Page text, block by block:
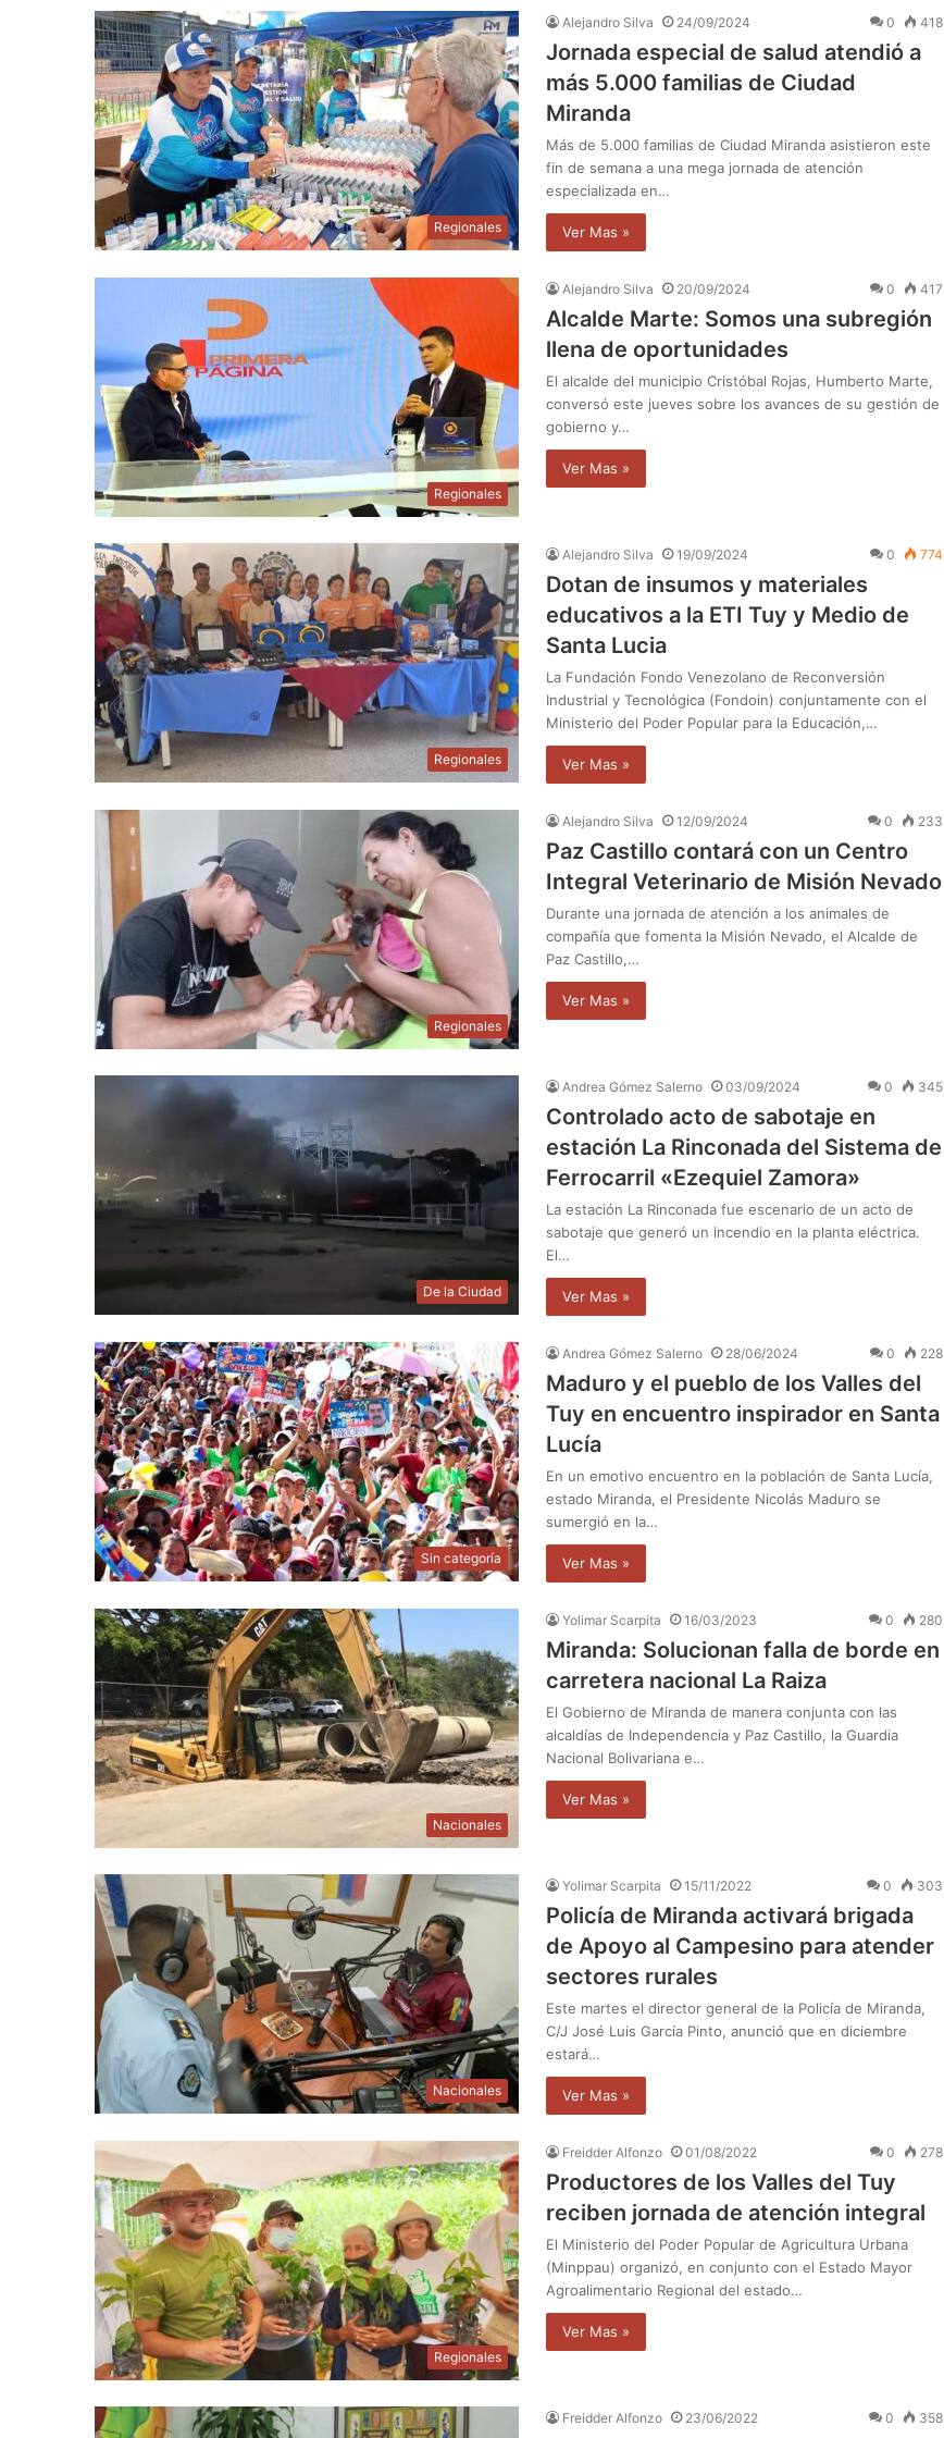
Regionales
Alejandro Silva 24/09/2024 0 418
Jornada especial de salud atendió a
más 5.000 familias de Ciudad
Miranda
Más de 5.000 familias de Ciudad Miranda asistieron este
fin de semana a una mega jornada de atención
especializada en…
Ver Mas »
Regionales
Alejandro Silva 20/09/2024 0 417
Alcalde Marte: Somos una subregión
llena de oportunidades
El alcalde del municipio Cristóbal Rojas, Humberto Marte,
conversó este jueves sobre los avances de su gestión de
gobierno y…
Ver Mas »
Regionales
Alejandro Silva 19/09/2024 0 774
Dotan de insumos y materiales
educativos a la ETI Tuy y Medio de
Santa Lucia
La Fundación Fondo Venezolano de Reconversión
Industrial y Tecnológica (Fondoin) conjuntamente con el
Ministerio del Poder Popular para la Educación,…
Ver Mas »
Regionales
Alejandro Silva 12/09/2024 0 233
Paz Castillo contará con un Centro
Integral Veterinario de Misión Nevado
Durante una jornada de atención a los animales de
compañía que fomenta la Misión Nevado, el Alcalde de
Paz Castillo,…
Ver Mas »
De la Ciudad
Andrea Gómez Salerno 03/09/2024 0 345
Controlado acto de sabotaje en
estación La Rinconada del Sistema de
Ferrocarril «Ezequiel Zamora»
La estación La Rinconada fue escenario de un acto de
sabotaje que generó un incendio en la planta eléctrica.
El…
Ver Mas »
Sin categoría
Andrea Gómez Salerno 28/06/2024 0 228
Maduro y el pueblo de los Valles del
Tuy en encuentro inspirador en Santa
Lucía
En un emotivo encuentro en la población de Santa Lucía,
estado Miranda, el Presidente Nicolás Maduro se
sumergió en la…
Ver Mas »
Nacionales
Yolimar Scarpita 16/03/2023 0 280
Miranda: Solucionan falla de borde en
carretera nacional La Raiza
El Gobierno de Miranda de manera conjunta con las
alcaldías de Independencia y Paz Castillo, la Guardia
Nacional Bolivariana e…
Ver Mas »
Nacionales
Yolimar Scarpita 15/11/2022 0 303
Policía de Miranda activará brigada
de Apoyo al Campesino para atender
sectores rurales
Este martes el director general de la Policía de Miranda,
C/J José Luis García Pinto, anunció que en diciembre
estará…
Ver Mas »
Regionales
Freidder Alfonzo 01/08/2022 0 278
Productores de los Valles del Tuy
reciben jornada de atención integral
El Ministerio del Poder Popular de Agricultura Urbana
(Minppau) organizó, en conjunto con el Estado Mayor
Agroalimentario Regional del estado…
Ver Mas »
Freidder Alfonzo 23/06/2022 0 358